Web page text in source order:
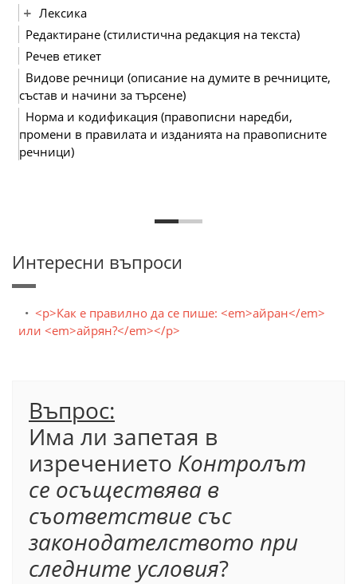
Лексика
Редактиране (стилистична редакция на текста)
Речев етикет
Видове речници (описание на думите в речниците,
състав и начини за търсене)
Норма и кодификация (правописни наредби,
промени в правилата и изданията на правописните
речници)
Интересни въпроси
<p>Как е правилно да се пише: <em>айран</em>
или <em>айрян?</em></p>
Въпрос:
Има ли запетая в
изречението Контролът
се осъществява в
съответствие със
законодателството при
следните условия?